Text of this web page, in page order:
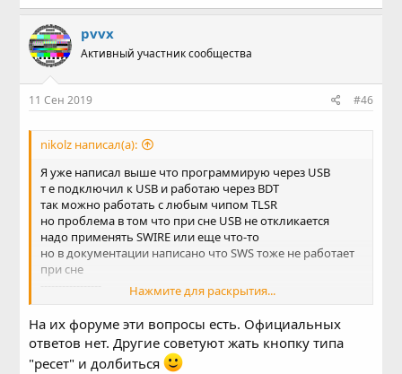
pvvx
Активный участник сообщества
11 Сен 2019 #46
nikolz написал(а):
Я уже написал выше что программирую через USB
т е подключил к USB и работаю через BDT
так можно работать с любым чипом TLSR
но проблема в том что при сне USB не откликается
надо применять SWIRE или еще что-то
но в документации написано что SWS тоже не работает
при сне
задаю вопросы китайцам жду ответ
Нажмите для раскрытия...
На их форуме эти вопросы есть. Официальных
ответов нет. Другие советуют жать кнопку типа
"ресет" и долбиться